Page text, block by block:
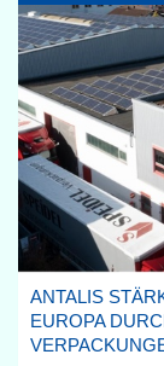
ANTALIS
EUROPA